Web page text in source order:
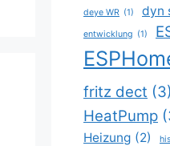
deye WR (1) dyn
entwicklung (1)
fritz dect (3)
HeatPump
Heizung (2)